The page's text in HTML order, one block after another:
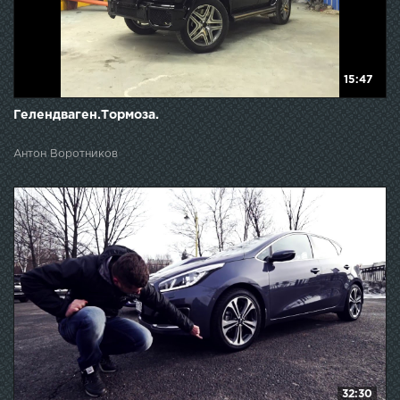
15:47
Гелендваген.Тормоза.
Антон Воротников
32:30